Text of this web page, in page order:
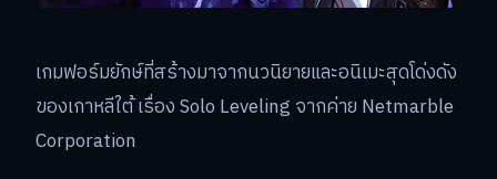
เกมฟอร์มยักษ์ที่สร้างมาจากนวนิยายและอนิเมะสุดโด่งดัง
ของเกาหลีใต้ เรื่อง Solo Leveling จากค่าย Netmarble
Corporation